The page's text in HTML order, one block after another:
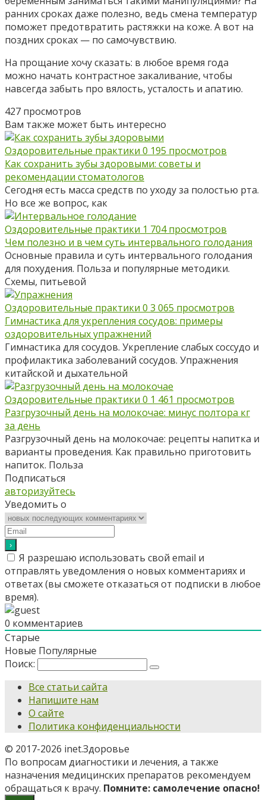
ранних сроках даже полезно, ведь смена температур
поможет предотвратить растяжки на коже. А вот на
поздних сроках — по самочувствию.
На прощание хочу сказать: в любое время года
можно начать контрастное закаливание, чтобы
навсегда забыть про вялость, усталость и апатию.
427 просмотров
Вам также может быть интересно
Оздоровительные практики 0 195 просмотров
Как сохранить зубы здоровыми: советы и
рекомендации стоматологов
Сегодня есть масса средств по уходу за полостью рта.
Но все же вопрос, как
Оздоровительные практики 1 704 просмотров
Чем полезно и в чем суть интервального голодания
Основные правила и суть интервального голодания
для похудения. Польза и популярные методики.
Схемы, питьевой
Оздоровительные практики 0 3 065 просмотров
Гимнастика для укрепления сосудов: примеры
оздоровительных упражнений
Гимнастика для сосудов. Укрепление слабых соссудо и
профилактика заболеваний сосудов. Упражнения
китайской и дыхательной
Оздоровительные практики 0 1 461 просмотров
Разгрузочный день на молокочае: минус полтора кг
за день
Разгрузочный день на молокочае: рецепты напитка и
варианты проведения. Как правильно приготовить
напиток. Польза
Подписаться
авторизуйтесь
Уведомить о
Я разрешаю использовать свой email и
отправлять уведомления о новых комментариях и
ответах (вы cможете отказаться от подписки в любое
время).
0 комментариев
Старые
Новые Популярные
Поиск:
Все статьи сайта
Напишите нам
О сайте
Политика конфиденциальности
© 2017-2026 inet.Здоровье
По вопросам диагностики и лечения, а также
назначения медицинских препаратов рекомендуем
обращаться к врачу. Помните: самолечение опасно!